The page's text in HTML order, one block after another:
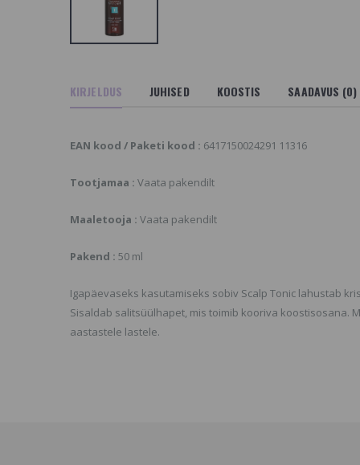
KIRJELDUS JUHISED KOOSTIS SAADAVUS (0)
EAN kood / Paketi kood : 6417150024291 11316
Tootjamaa : Vaata pakendilt
Maaletooja : Vaata pakendilt
Pakend : 50 ml
Igapäevaseks kasutamiseks sobiv Scalp Tonic lahustab
Sisaldab salitsüülhapet, mis toimib kooriva koostisosana.
aastastele lastele.
kooriv ja
peanaha
14.9 €